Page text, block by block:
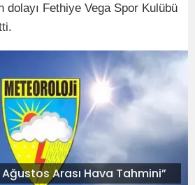
dolayı Fethiye Vega Spor Kulübü
Arası Hava Tahmini”